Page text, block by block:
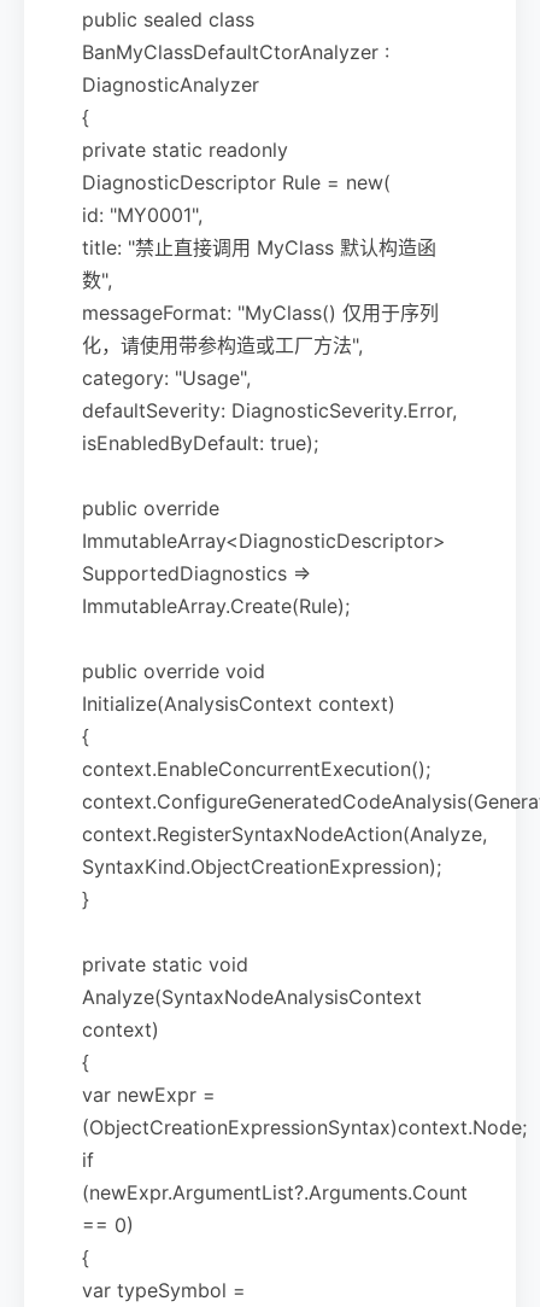
public sealed class
BanMyClassDefaultCtorAnalyzer :
DiagnosticAnalyzer
{
private static readonly
DiagnosticDescriptor Rule = new(
id: "MY0001",
title: "禁止直接调用 MyClass 默认构造函
数",
messageFormat: "MyClass() 仅用于序列
化，请使用带参构造或工厂方法",
category: "Usage",
defaultSeverity: DiagnosticSeverity.Error,
isEnabledByDefault: true);
public override
ImmutableArray<DiagnosticDescriptor>
SupportedDiagnostics =>
ImmutableArray.Create(Rule);
public override void
Initialize(AnalysisContext context)
{
context.EnableConcurrentExecution();
context.RegisterSyntaxNodeAction(Analyze,
SyntaxKind.ObjectCreationExpression);
}
private static void
Analyze(SyntaxNodeAnalysisContext
context)
{
var newExpr =
(ObjectCreationExpressionSyntax)context.Node;
if
(newExpr.ArgumentList?.Arguments.Count
== 0)
{
var typeSymbol =